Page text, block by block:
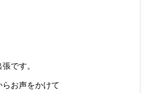
です。
お声をかけて